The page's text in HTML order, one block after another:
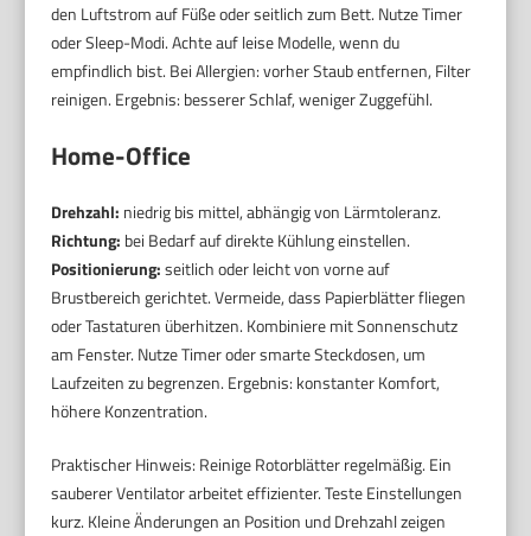
den Luftstrom auf Füße oder seitlich zum Bett. Nutze Timer
oder Sleep-Modi. Achte auf leise Modelle, wenn du
empfindlich bist. Bei Allergien: vorher Staub entfernen, Filter
reinigen. Ergebnis: besserer Schlaf, weniger Zuggefühl.
Home-Office
Drehzahl: niedrig bis mittel, abhängig von Lärmtoleranz.
Richtung: bei Bedarf auf direkte Kühlung einstellen.
Positionierung:seitlich oder leicht von vorne auf
Brustbereich gerichtet. Vermeide, dass Papierblätter fliegen
oder Tastaturen überhitzen. Kombiniere mit Sonnenschutz
am Fenster. Nutze Timer oder smarte Steckdosen, um
Laufzeiten zu begrenzen. Ergebnis: konstanter Komfort,
höhere Konzentration.
Praktischer Hinweis: Reinige Rotorblätter regelmäßig. Ein
sauberer Ventilator arbeitet effizienter. Teste Einstellungen
kurz. Kleine Änderungen an Position und Drehzahl zeigen